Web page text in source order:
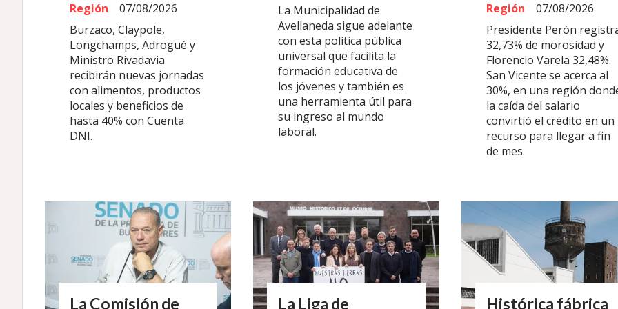
Región
07/08/2026
Burzaco, Claypole,
Longchamps, Adrogué y
Ministro Rivadavia
recibirán nuevas jornadas
con alimentos, productos
locales y beneficios de
hasta 40% con Cuenta
DNI.
La Municipalidad de
Avellaneda sigue adelante
con esta política pública
universal que facilita la
formación educativa de
los jóvenes y también es
una herramienta útil para
su ingreso al mundo
laboral.
Región
07/08/2026
Presidente Perón
32,73% de morosidad y
Florencio Varela 32,48%.
San Vicente se acerca al
30%, en una región
la caída del salario
convirtió el crédito en un
recurso para llegar a fin
de mes.
La Comisión de La Liga de Histórica fábrica